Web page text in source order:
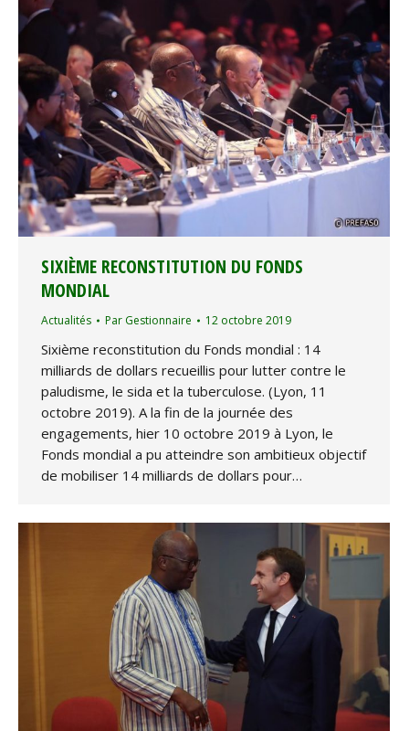
SIXIÈME RECONSTITUTION DU FONDS
MONDIAL
Actualités Par Gestionnaire 12 octobre 2019
Sixième reconstitution du Fonds mondial : 14
milliards de dollars recueillis pour lutter contre le
paludisme, le sida et la tuberculose. (Lyon, 11
octobre 2019). A la fin de la journée des
engagements, hier 10 octobre 2019 à Lyon, le
Fonds mondial a pu atteindre son ambitieux objectif
de mobiliser 14 milliards de dollars pour…